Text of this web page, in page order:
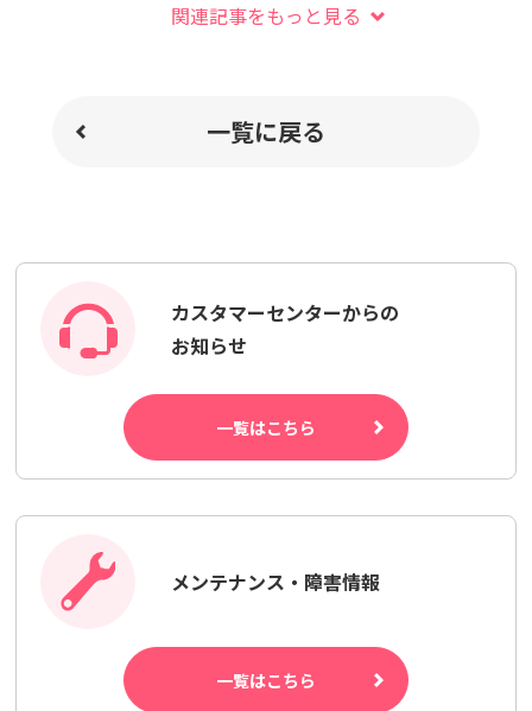
関連記事をもっと見る
一覧に戻る
カスタマーセンターからの
お知らせ
一覧はこちら
メンテナンス・障害情報
一覧はこちら